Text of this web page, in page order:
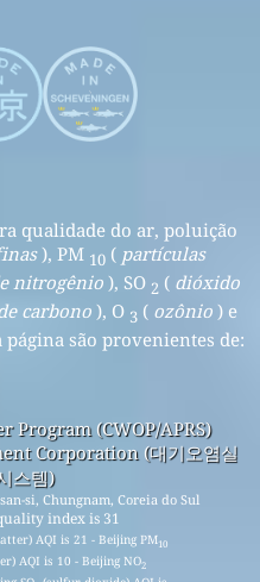
qualidade do ar, poluição
), PM 10( partículas
nitrogênio ), SO 2 ( dióxido
carbono), O 3 ( ozônio) e
são provenientes de:
Program (CWOP/APRS)
Corporation (대기오염실
스템)
si, Chungnam, Coreia do Sul
index is 31
AQI is 21 - Beijing PM10
AQI is 10 - Beijing NO2